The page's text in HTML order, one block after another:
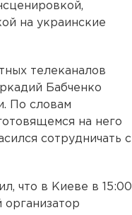
на украинские
телеканалов
Бабченко
По словам
на него
сотрудничать с
что в Киеве в 15:00